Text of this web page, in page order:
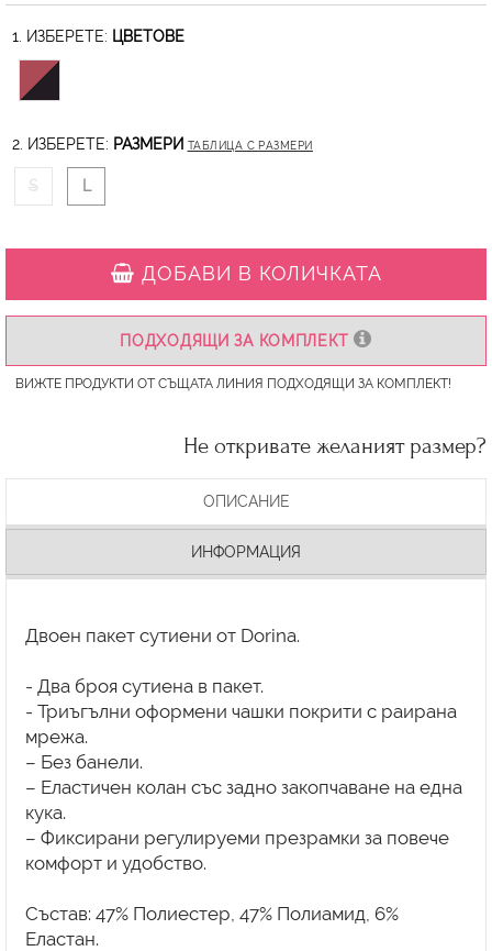
1. ИЗБЕРЕТЕ: ЦВЕТОВЕ
2. ИЗБЕРЕТЕ: РАЗМЕРИ ТАБЛИЦА С РАЗМЕРИ
S L
ДОБАВИ В КОЛИЧКАТА
ПОДХОДЯЩИ ЗА КОМПЛЕКТ
ВИЖТЕ ПРОДУКТИ ОТ СЪЩАТА ЛИНИЯ ПОДХОДЯЩИ ЗА КОМПЛЕКТ!
Не откривате желаният размер?
ОПИСАНИЕ
ИНФОРМАЦИЯ
Двоен пакет сутиени от Dorina.
- Два броя сутиена в пакет.
- Триъгълни оформени чашки покрити с раирана
мрежа.
– Без банели.
– Еластичен колан със задно закопчаване на една
кука.
– Фиксирани регулируеми презрамки за повече
комфорт и удобство.
Състав: 47% Полиестер, 47% Полиамид, 6%
Еластан.